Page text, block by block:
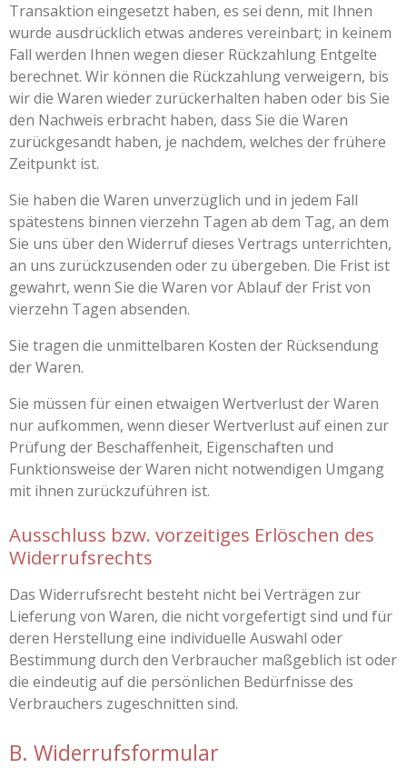
Transaktion eingesetzt haben, es sei denn, mit Ihnen
wurde ausdrücklich etwas anderes vereinbart; in keinem
Fall werden Ihnen wegen dieser Rückzahlung Entgelte
berechnet. Wir können die Rückzahlung verweigern, bis
wir die Waren wieder zurückerhalten haben oder bis Sie
den Nachweis erbracht haben, dass Sie die Waren
zurückgesandt haben, je nachdem, welches der frühere
Zeitpunkt ist.
Sie haben die Waren unverzüglich und in jedem Fall
spätestens binnen vierzehn Tagen ab dem Tag, an dem
Sie uns über den Widerruf dieses Vertrags unterrichten,
an uns zurückzusenden oder zu übergeben. Die Frist ist
gewahrt, wenn Sie die Waren vor Ablauf der Frist von
vierzehn Tagen absenden.
Sie tragen die unmittelbaren Kosten der Rücksendung
der Waren.
Sie müssen für einen etwaigen Wertverlust der Waren
nur aufkommen, wenn dieser Wertverlust auf einen zur
Prüfung der Beschaffenheit, Eigenschaften und
Funktionsweise der Waren nicht notwendigen Umgang
mit ihnen zurückzuführen ist.
Ausschluss bzw. vorzeitiges Erlöschen des
Widerrufsrechts
Das Widerrufsrecht besteht nicht bei Verträgen zur
Lieferung von Waren, die nicht vorgefertigt sind und für
deren Herstellung eine individuelle Auswahl oder
Bestimmung durch den Verbraucher maßgeblich ist oder
die eindeutig auf die persönlichen Bedürfnisse des
Verbrauchers zugeschnitten sind.
B. Widerrufsformular